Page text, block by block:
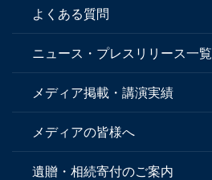
よくある質問
ニュース・プレスリリース一覧
メディア掲載・講演実績
メディアの皆様へ
遺贈・相続寄付のご案内